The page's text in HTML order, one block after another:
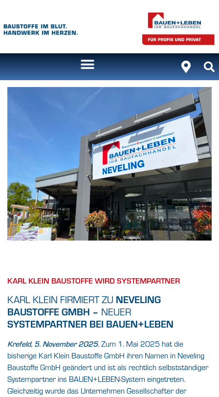
KARL KLEIN BAUSTOFFE WIRD SYSTEMPARTNER
KARL KLEIN FIRMIERT ZU NEVELING
BAUSTOFFE GMBH – NEUER
SYSTEMPARTNER BEI BAUEN+LEBEN
Krefeld, 5. November 2025. Zum 1. Mai 2025 hat die
bisherige Karl Klein Baustoffe GmbH ihren Namen in Neveling
Baustoffe GmbH geändert und ist als rechtlich selbstständiger
Systempartner ins BAUEN+LEBEN-System eingetreten.
Gleichzeitig wurde das Unternehmen Gesellschafter der